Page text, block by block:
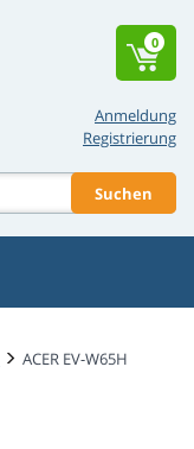
Anmeldung
Registrierung
Suchen
0
ACER EV-W65H